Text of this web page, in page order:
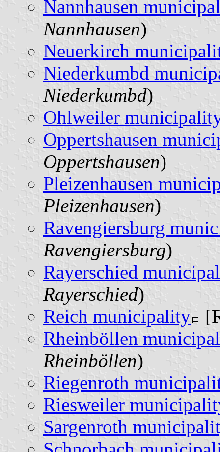
Nannhausen
Nannhausen)
Neuerkirch
Niederkumbd
Niederkumbd)
Ohlweiler
Oppertshausen
Oppertshausen)
Pleizenhausen
Pleizenhausen)
Ravengiersburg
Ravengiersburg)
Rayerschied
Rayerschied)
Reich municipality
Rheinböllen
Rheinböllen)
Riegenroth
Riesweiler
Sargenroth